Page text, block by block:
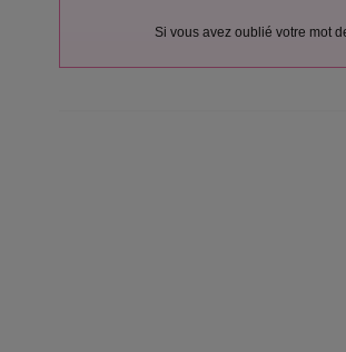
Si vous avez oublié votre mot